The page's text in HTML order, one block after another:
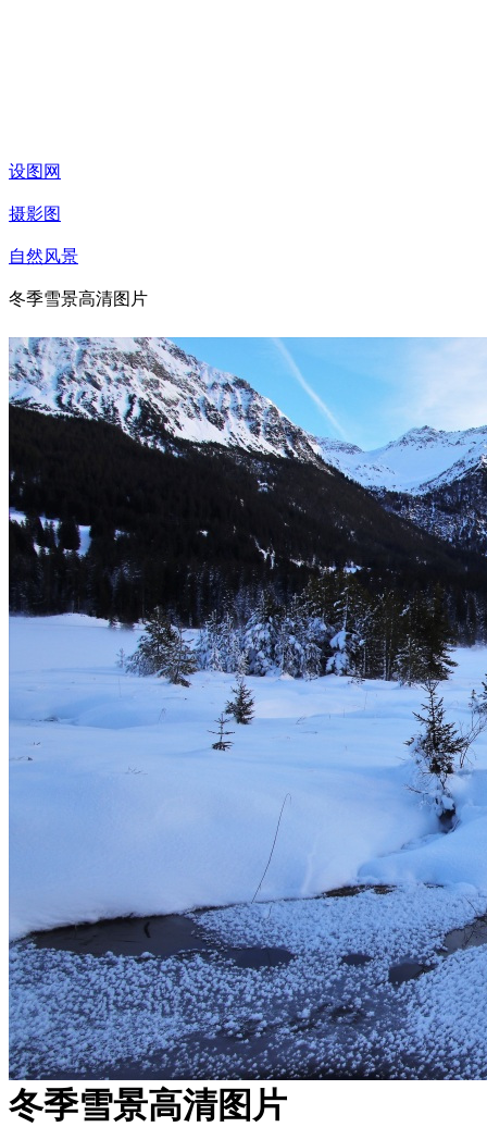
设图网
摄影图
自然风景
冬季雪景高清图片
冬季雪景高清图片